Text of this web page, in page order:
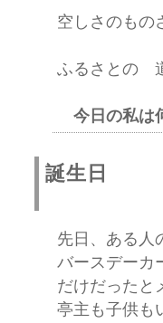
空しさのもの
ふるさと
今日の私は
誕生日
先日、ある人
バースデーカ
だけだったと
亭主も子供も